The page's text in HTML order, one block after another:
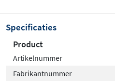
Specificaties
Product
Artikelnummer
Fabrikantnummer